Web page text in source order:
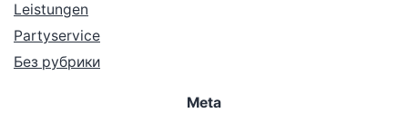
Leistungen
Partyservice
Без рубрики
Meta